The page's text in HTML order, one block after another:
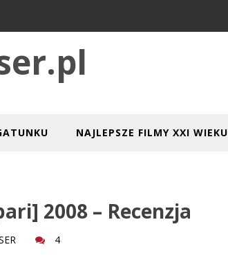
NAJLEPSZE FILMY XXI WIEKU
2008 – Recenzja
4